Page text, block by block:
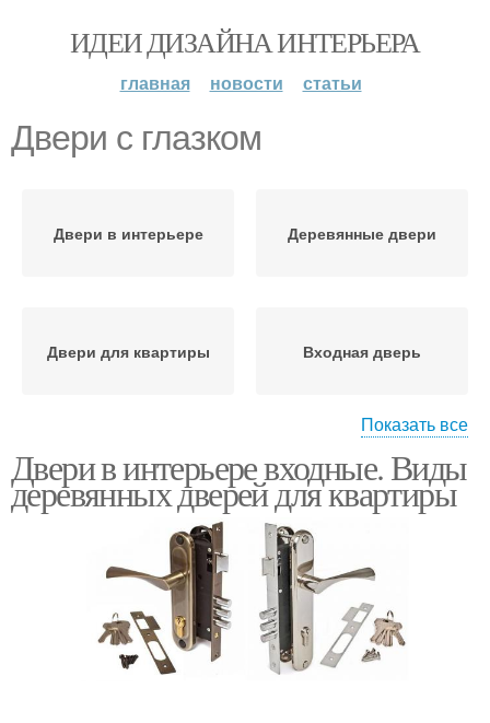
ИДЕИ ДИЗАЙНА ИНТЕРЬЕРА
главная новости статьи
Двери с глазком
Двери в интерьере Деревянные двери
Двери для квартиры Входная дверь
Дверь в квартиру Входные двери
Двери из классических
Итальянские двери
Показать все
Двери в интерьере входные. Виды
деревянных дверей для квартиры